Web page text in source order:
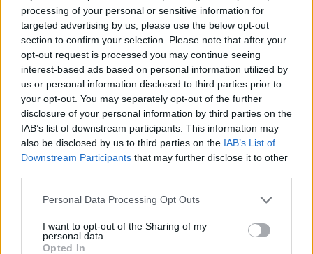
processing of your personal or sensitive information for
targeted advertising by us, please use the below opt-out
section to confirm your selection. Please note that after your
opt-out request is processed you may continue seeing
interest-based ads based on personal information utilized by
us or personal information disclosed to third parties prior to
your opt-out. You may separately opt-out of the further
disclosure of your personal information by third parties on the
IAB’s list of downstream participants. This information may
also be disclosed by us to third parties on the IAB’s List of
Downstream Participants that may further disclose it to other
Personal Data Processing Opt Outs
I want to opt-out of the Sharing of my
personal data.
Opted In
Eventop Carpas, S.L.
Montcada i Reixac (Barcelona)
Ver más
3964